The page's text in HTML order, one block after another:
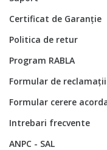
Certificat de Garanție
Politica de retur
Program RABLA
Formular de
Formular cerere
Intrebari frecvente
ANPC - SAL